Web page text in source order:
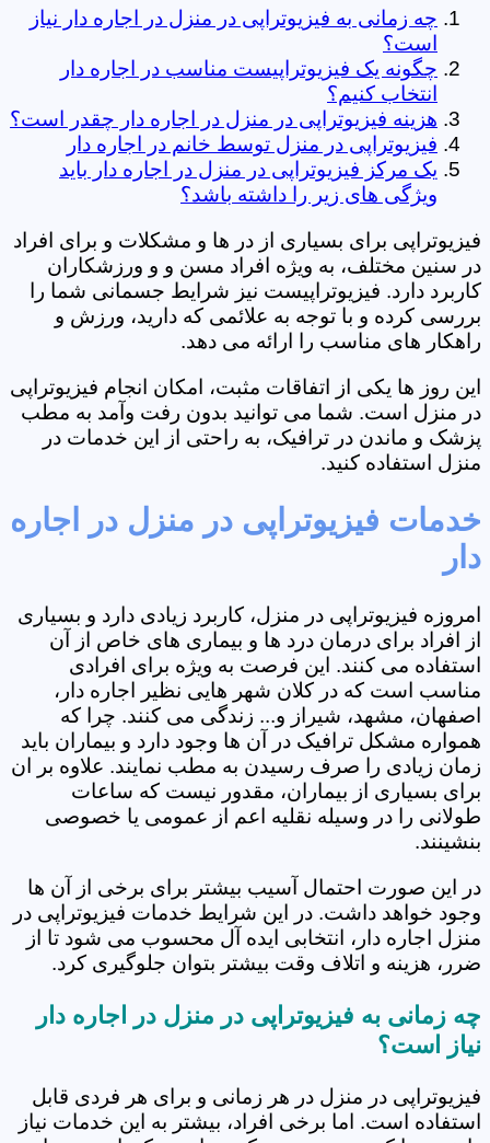
چه زمانی به فیزیوتراپی در منزل در اجاره دار نیاز
است؟
چگونه یک فیزیوتراپیست مناسب در اجاره دار
انتخاب کنیم؟
هزینه فیزیوتراپی در منزل در اجاره دار چقدر است؟
فیزیوتراپی در منزل توسط خانم در اجاره دار
یک مرکز فیزیوتراپی در منزل در اجاره دار باید
ویژگی های زیر را داشته باشد؟
فیزیوتراپی برای بسیاری از در ها و مشکلات و برای افراد
در سنین مختلف، به ویژه افراد مسن و و ورزشکاران
کاربرد دارد. فیزیوتراپیست نیز شرایط جسمانی شما را
بررسی کرده و با توجه به علائمی که دارید، ورزش و
راهکار های مناسب را ارائه می دهد.
این روز ها یکی از اتفاقات مثبت، امکان انجام فیزیوتراپی
در منزل است. شما می توانید بدون رفت وآمد به مطب
پزشک و ماندن در ترافیک، به راحتی از این خدمات در
منزل استفاده کنید.
خدمات فیزیوتراپی در منزل در اجاره
دار
امروزه فیزیوتراپی در منزل، کاربرد زیادی دارد و بسیاری
از افراد برای درمان درد ها و بیماری های خاص از آن
استفاده می کنند. این فرصت به ویژه برای افرادی
مناسب است که در کلان شهر هایی نظیر اجاره دار،
اصفهان، مشهد، شیراز و... زندگی می کنند. چرا که
همواره مشکل ترافیک در آن ها وجود دارد و بیماران باید
زمان زیادی را صرف رسیدن به مطب نمایند. علاوه بر ان
برای بسیاری از بیماران، مقدور نیست که ساعات
طولانی را در وسیله نقلیه اعم از عمومی یا خصوصی
بنشینند.
در این صورت احتمال آسیب بیشتر برای برخی از آن ها
وجود خواهد داشت. در این شرایط خدمات فیزیوتراپی در
منزل اجاره دار، انتخابی ایده آل محسوب می شود تا از
ضرر، هزینه و اتلاف وقت بیشتر بتوان جلوگیری کرد.
چه زمانی به فیزیوتراپی در منزل در اجاره دار
نیاز است؟
فیزیوتراپی در منزل در هر زمانی و برای هر فردی قابل
استفاده است. اما برخی افراد، بیشتر به این خدمات نیاز